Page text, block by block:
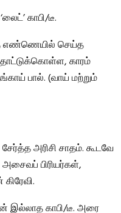
காபி/டீ.
எண்ணெயில் செய்த
காரம்
பால். (வாய் மற்றும்
அரிசி சாதம். கூடவே
அசைவப் பிரியர்கள்,
இல்லாத காபி/டீ. அரை